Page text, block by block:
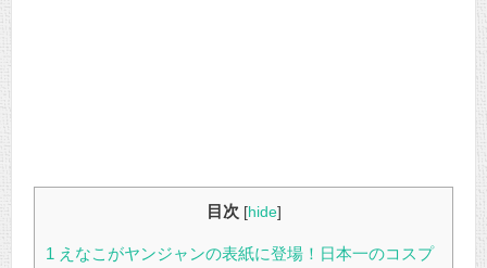
目次 [hide]
1 えなこがヤンジャンの表紙に登場！日本一のコスプ